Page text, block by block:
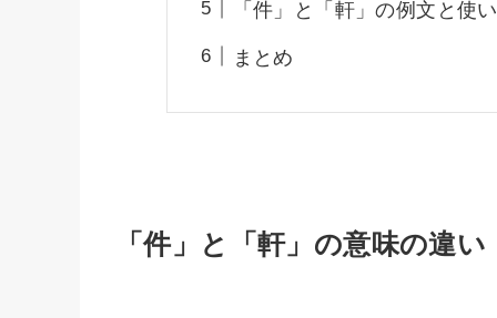
「件」と「軒」の例文と使
まとめ
「件」と「軒」の意味の違い